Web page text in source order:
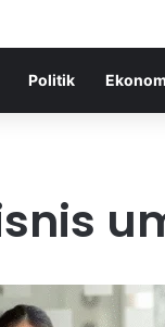
Politik